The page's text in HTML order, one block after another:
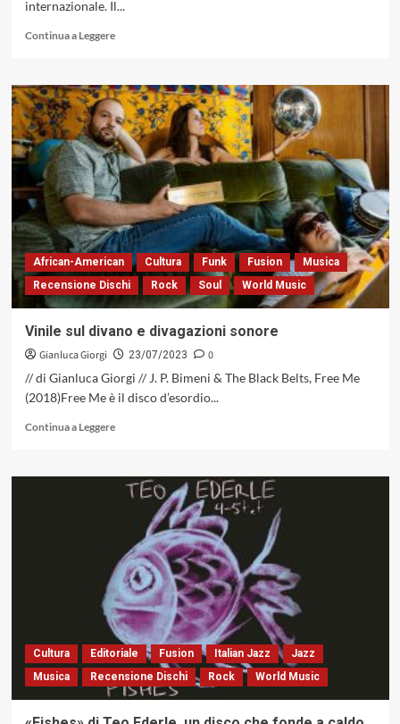
internazionale. Il...
Continua a LeggereLeggi
su
Accordi
Disaccordi,
intervista
al
gruppo
attivo
a
Umbria
Jazz
African-American Cultura Funk Fusion
Musica
Recensione Dischi
Rock Soul World Music
Vinile sul divano e divagazioni sonore
Gianluca Giorgi 23/07/2023
0
// di Gianluca Giorgi // J. P. Bimeni & The Black Belts, Free Me
(2018)Free Me è il disco d’esordio...
Continua a LeggereLeggi
su
Vinile
divagazioni
sonore
Cultura Editoriale Fusion Italian Jazz
Jazz
Musica
Recensione Dischi Rock World Music